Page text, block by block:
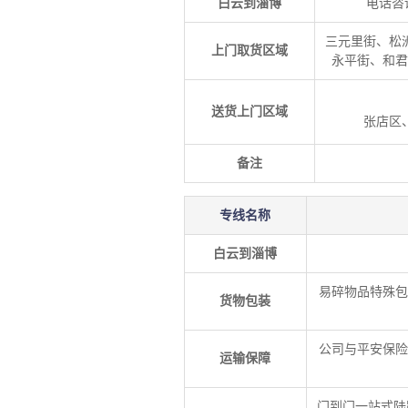
上门取货区域
三元里街、松
永平街、和
送货上门区域
张店区
备注
专线名称
白云到淄博
货物包装
易碎物品特殊
运输保障
公司与平安保